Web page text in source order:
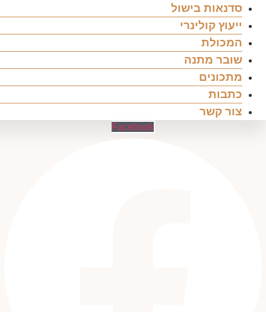
סדנאות בישול
ייעוץ קולינרי
המכולת
שובר מתנה
מתכונים
כתבות
צור קשר
Facebook